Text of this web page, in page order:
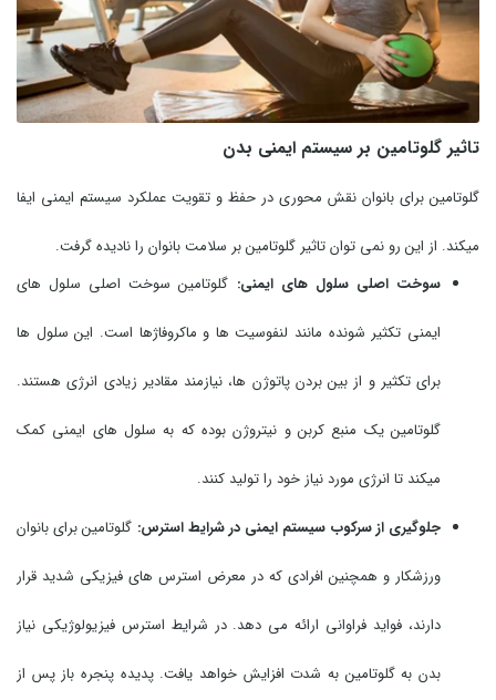
تاثیر گلوتامین بر سیستم ایمنی بدن
گلوتامین برای بانوان نقش محوری در حفظ و تقویت عملکرد سیستم ایمنی ایفا
میکند. از این رو نمی توان تاثیر گلوتامین بر سلامت بانوان را نادیده گرفت.
سوخت اصلی سلول های ایمنی: گلوتامین سوخت اصلی سلول های
ایمنی تکثیر شونده مانند لنفوسیت ها و ماکروفاژها است. این سلول ها
برای تکثیر و از بین بردن پاتوژن ها، نیازمند مقادیر زیادی انرژی هستند.
گلوتامین یک منبع کربن و نیتروژن بوده که به سلول های ایمنی کمک
میکند تا انرژی مورد نیاز خود را تولید کنند.
جلوگیری از سرکوب سیستم ایمنی در شرایط استرس: گلوتامین برای بانوان
ورزشکار و همچنین افرادی که در معرض استرس های فیزیکی شدید قرار
دارند، فواید فراوانی ارائه می دهد. در شرایط استرس فیزیولوژیکی نیاز
بدن به گلوتامین به شدت افزایش خواهد یافت. پدیده پنجره باز پس از